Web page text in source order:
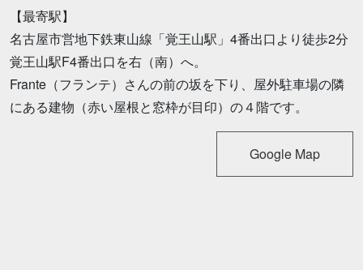
【最寄駅】
名古屋市営地下鉄東山線「覚王山駅」4番出口より徒歩2分
覚王山駅F4番出口を右（南）へ。
Frante（フランテ）さんの前の坂を下り、屋外駐車場の隣
にある建物（赤い屋根と窓枠が目印）の４階です。
Google Map